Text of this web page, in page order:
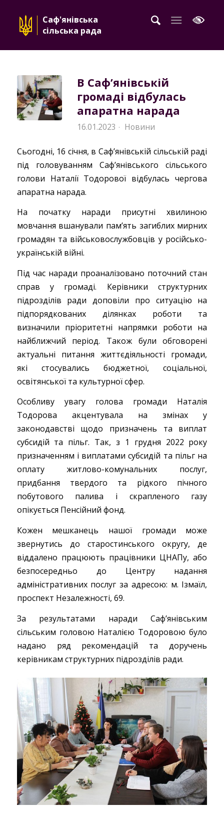
Саф'янівська
сільська рада
В Саф’янівській
громаді відбулась
апаратна нарада
16.01.2023 · Новини
Сьогодні, 16 січня, в Саф’янівській сільській раді
під головуванням Саф’янівського сільського
голови Наталії Тодорової відбулась чергова
апаратна нарада.
На початку наради присутні хвилиною
мовчання вшанували пам’ять загиблих мирних
громадян та військовослужбовців у російсько-
українській війні.
Під час наради проаналізовано поточний стан
справ у громаді. Керівники структурних
підрозділів ради доповіли про ситуацію на
підпорядкованих ділянках роботи та
визначили пріоритетні напрямки роботи на
найближчий період. Також були обговорені
актуальні питання життєдіяльності громади,
які стосувались бюджетної, соціальної,
освітянської та культурної сфер.
Особливу увагу голова громади Наталія
Тодорова акцентувала на змінах у
законодавстві щодо призначень та виплат
субсидій та пільг. Так, з 1 грудня 2022 року
призначенням і виплатами субсидій та пільг на
оплату житлово-комунальних послуг,
придбання твердого та рідкого пічного
побутового палива і скрапленого газу
опікується Пенсійний фонд.
Кожен мешканець нашої громади може
звернутись до старостинського округу, де
віддалено працюють працівники ЦНАПу, або
безпосередньо до Центру надання
адміністративних послуг за адресою: м. Ізмаїл,
проспект Незалежності, 69.
За результатами наради Саф’янівським
сільським головою Наталією Тодоровою було
надано ряд рекомендацій та доручень
керівникам структурних підрозділів ради.